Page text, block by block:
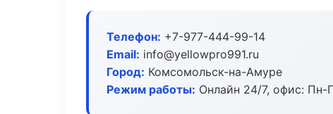
Телефон: +7-977-444-99-14
Email: info@yellowpro991.ru
Город: Комсомольск-на-Амуре
Режим работы: Онлайн 24/7, офис: Пн-